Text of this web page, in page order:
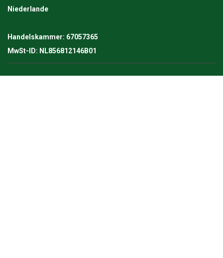
Niederlande
Handelskammer: 67057365
MwSt-ID: NL856812146B01